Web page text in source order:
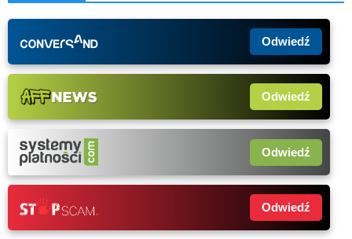
Odwiedź
Odwiedź
Odwiedź
Odwiedź